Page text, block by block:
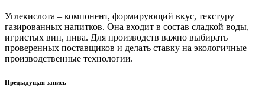
Углекислота – компонент, формирующий вкус, текстуру
газированных напитков. Она входит в состав сладкой воды,
игристых вин, пива. Для производств важно выбирать
проверенных поставщиков и делать ставку на экологичные
производственные технологии.
Предыдущая запись